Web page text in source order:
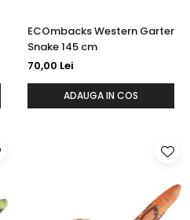
ECOmbacks Western Garter
Snake 145 cm
70,00 Lei
ADAUGA IN COS